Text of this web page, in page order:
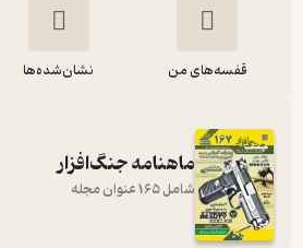
قفسه‌های من نشان‌شده‌ها
ماهنامه جنگ‌افزار
شامل 165 عنوان مجله